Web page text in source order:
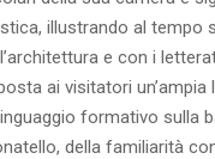
illustrando al tempo
e con i
ai visitatori
formativo sulla
della familiarità